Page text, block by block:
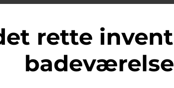
badeværelse